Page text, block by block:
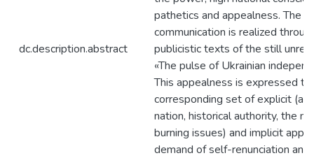
dc.description.abstract
pathetics and appealness. The
communication is realized
publicistic texts of the still
«The pulse of Ukrainian
This appealness is expressed
corresponding set of explicit
nation, historical authority, the
burning issues) and implicit
demand of self-renunciation